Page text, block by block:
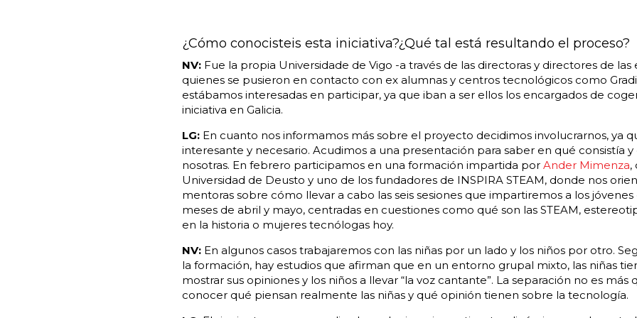
¿Cómo conocisteis esta iniciativa?¿Qué tal está resultando el proceso?
NV: Fue la propia Universidade de Vigo -a través de las directoras y directores de
quienes se pusieron en contacto con ex alumnas y centros tecnológicos como
estábamos interesadas en participar, ya que iban a ser ellos los encargados de
iniciativa en Galicia.
LG: En cuanto nos informamos más sobre el proyecto decidimos involucrarnos, ya
interesante y necesario. Acudimos a una presentación para saber en qué consistía
nosotras. En febrero participamos en una formación impartida por Ander Mimenza,
Universidad de Deusto y uno de los fundadores de INSPIRA STEAM, donde nos
mentoras sobre cómo llevar a cabo las seis sesiones que impartiremos a los
meses de abril y mayo, centradas en cuestiones como qué son las STEAM,
en la historia o mujeres tecnólogas hoy.
NV:En algunos casos trabajaremos con las niñas por un lado y los niños por otro.
la formación, hay estudios que afirman que en un entorno grupal mixto, las niñas
mostrar sus opiniones y los niños a llevar “la voz cantante”. La separación no es más
conocer qué piensan realmente las niñas y qué opinión tienen sobre la tecnología.